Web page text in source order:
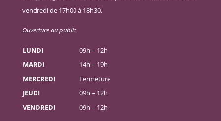
vendredi de 17h00 à 18h30.
Ouverture au public
LUNDI
09h – 12h
MARDI
14h – 19h
MERCREDI
Fermeture
JEUDI
09h – 12h
VENDREDI
09h – 12h